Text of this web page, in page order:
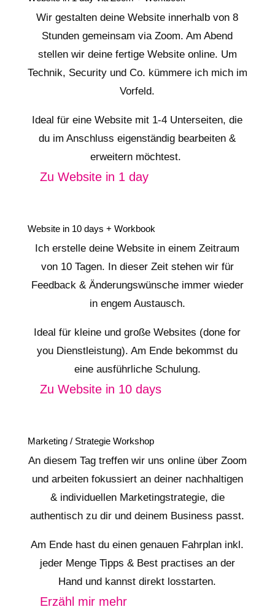
Wir gestalten deine Website innerhalb von 8
Stunden gemeinsam via Zoom. Am Abend
stellen wir deine fertige Website online. Um
Technik, Security und Co. kümmere ich mich im
Vorfeld.
Ideal für eine Website mit 1-4 Unterseiten, die
du im Anschluss eigenständig bearbeiten &
erweitern möchtest.
Zu Website in 1 day
Website in 10 days + Workbook
Ich erstelle deine Website in einem Zeitraum
von 10 Tagen. In dieser Zeit stehen wir für
Feedback & Änderungswünsche immer wieder
in engem Austausch.
Ideal für kleine und große Websites (done for
you Dienstleistung). Am Ende bekommst du
eine ausführliche Schulung.
Zu Website in 10 days
Marketing / Strategie Workshop
An diesem Tag treffen wir uns online über Zoom
und arbeiten fokussiert an deiner nachhaltigen
& individuellen Marketingstrategie, die
authentisch zu dir und deinem Business passt.
Am Ende hast du einen genauen Fahrplan inkl.
jeder Menge Tipps & Best practises an der
Hand und kannst direkt losstarten.
Erzähl mir mehr